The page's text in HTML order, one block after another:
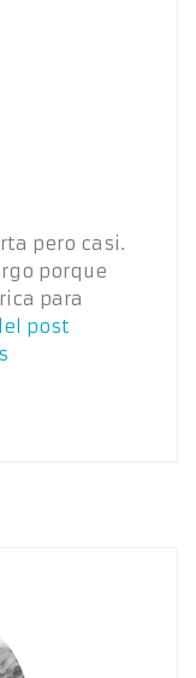
pero casi.
porque
para
post